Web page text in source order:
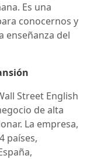
Es una
conocernos y
enseñanza del
Street English
de alta
La empresa,
países,